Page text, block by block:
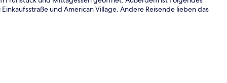
Rezeption
und American Village. Andere Reisende lieben das